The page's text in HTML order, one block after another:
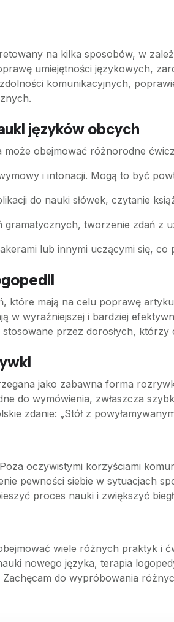
na kilka sposobów, w
umiejętności językowych,
komunikacyjnych,
języków obcych
obejmować różnorodne
i intonacji. Mogą to być
do nauki słówek, czytanie
gramatycznych, tworzenie zdań z
lub innymi uczącymi się,
które mają na celu poprawę
w wyraźniejszej i bardziej
przez dorosłych,
jako zabawna forma
do wymówienia, zwłaszcza
zdanie: „Stół z
oczywistymi korzyściami
pewności siebie w sytuacjach
proces nauki i zwiększyć
wiele różnych praktyk i
nowego języka, terapia
do wypróbowania